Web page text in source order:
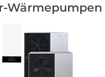
Wärmepumpen